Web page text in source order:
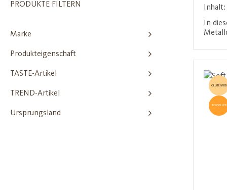
PRODUKTE FILTERN
Marke
Produkteigenschaft
TASTE-Artikel
TREND-Artikel
Ursprungsland
Inhalt:
In
%
%
Süße
den
für
GLUTENFREI
TOPSELLER